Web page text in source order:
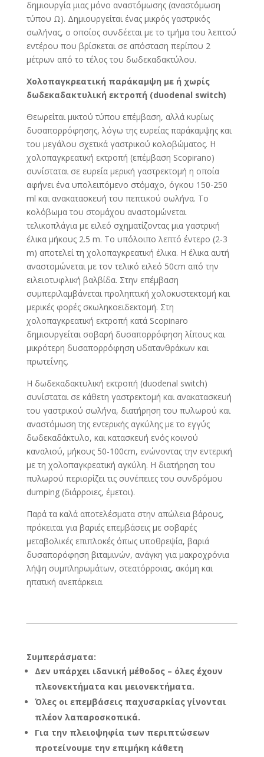
δημιουργία μιας μόνο αναστόμωσης (αναστόμωση
τύπου Ω). Δημιουργείται ένας μικρός γαστρικός
σωλήνας, ο οποίος συνδέεται με το τμήμα του λεπτού
εντέρου που βρίσκεται σε απόσταση περίπου 2
μέτρων από το τέλος του δωδεκαδακτύλου.
Χολοπαγκρεατική παράκαμψη με ή χωρίς
δωδεκαδακτυλική εκτροπή (duodenal switch)
Θεωρείται μικτού τύπου επέμβαση, αλλά κυρίως
δυσαπορρόφησης, λόγω της ευρείας παράκαμψης και
του μεγάλου σχετικά γαστρικού κολοβώματος. Η
χολοπαγκρεατική εκτροπή (επέμβαση Scopirano)
συνίσταται σε ευρεία μερική γαστρεκτομή η οποία
αφήνει ένα υπολειπόμενο στόμαχο, όγκου 150-250
ml και ανακατασκευή του πεπτικού σωλήνα. Το
κολόβωμα του στομάχου αναστομώνεται
τελικοπλάγια με ειλεό σχηματίζοντας μια γαστρική
έλικα μήκους 2.5 m. Το υπόλοιπο λεπτό έντερο (2-3
m) αποτελεί τη χολοπαγκρεατική έλικα. Η έλικα αυτή
αναστομώνεται με τον τελικό ειλεό 50cm από την
ειλειοτυφλική βαλβίδα. Στην επέμβαση
συμπεριλαμβάνεται προληπτική χολοκυστεκτομή και
μερικές φορές σκωληκοειδεκτομή. Στη
χολοπαγκρεατική εκτροπή κατά Scopinaro
δημιουργείται σοβαρή δυσαπορρόφηση λίπους και
μικρότερη δυσαπορρόφηση υδατανθράκων και
πρωτεΐνης.
Η δωδεκαδακτυλική εκτροπή (duodenal switch)
συνίσταται σε κάθετη γαστρεκτομή και ανακατασκευή
του γαστρικού σωλήνα, διατήρηση του πυλωρού και
αναστόμωση της εντερικής αγκύλης με το εγγύς
δωδεκαδάκτυλο, και κατασκευή ενός κοινού
καναλιού, μήκους 50-100cm, ενώνοντας την εντερική
με τη χολοπαγκρεατική αγκύλη. Η διατήρηση του
πυλωρού περιορίζει τις συνέπειες του συνδρόμου
dumping (διάρροιες, έμετοι).
Παρά τα καλά αποτελέσματα στην απώλεια βάρους,
πρόκειται για βαριές επεμβάσεις με σοβαρές
μεταβολικές επιπλοκές όπως υποθρεψία, βαριά
δυσαπορόφηση βιταμινών, ανάγκη για μακροχρόνια
λήψη συμπληρωμάτων, στεατόρροιας, ακόμη και
ηπατική ανεπάρκεια.
Συμπεράσματα:
Δεν υπάρχει ιδανική μέθοδος – όλες έχουν
πλεονεκτήματα και μειονεκτήματα.
Όλες οι επεμβάσεις παχυσαρκίας γίνονται
πλέον λαπαροσκοπικά.
Για την πλειοψηφία των περιπτώσεων
προτείνουμε την επιμήκη κάθετη